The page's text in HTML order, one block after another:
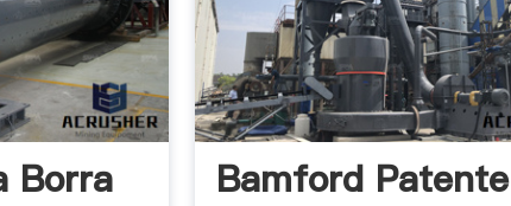
Borra
Bamford Patente